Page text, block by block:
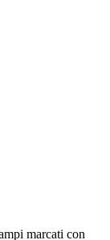
marcati con